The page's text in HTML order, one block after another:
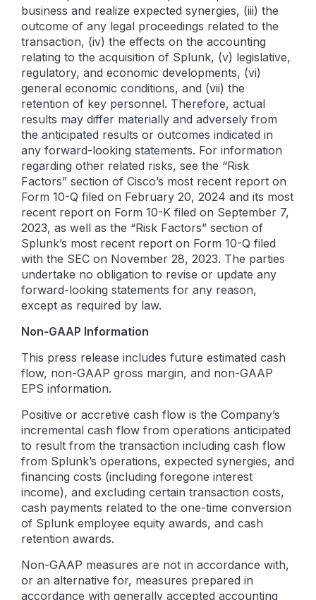
business and realize expected synergies, (iii) the
outcome of any legal proceedings related to the
transaction, (iv) the effects on the accounting
relating to the acquisition of Splunk, (v) legislative,
regulatory, and economic developments, (vi)
general economic conditions, and (vii) the
retention of key personnel. Therefore, actual
results may differ materially and adversely from
the anticipated results or outcomes indicated in
any forward-looking statements. For information
regarding other related risks, see the “Risk
Factors” section of Cisco’s most recent report on
Form 10-Q filed on February 20, 2024 and its most
recent report on Form 10-K filed on September 7,
2023, as well as the “Risk Factors” section of
Splunk’s most recent report on Form 10-Q filed
with the SEC on November 28, 2023. The parties
undertake no obligation to revise or update any
forward-looking statements for any reason,
except as required by law.
Non-GAAP Information
This press release includes future estimated cash
flow, non-GAAP gross margin, and non-GAAP
EPS information.
Positive or accretive cash flow is the Company’s
incremental cash flow from operations anticipated
to result from the transaction including cash flow
from Splunk’s operations, expected synergies, and
financing costs (including foregone interest
income), and excluding certain transaction costs,
cash payments related to the one-time conversion
of Splunk employee equity awards, and cash
retention awards.
Non-GAAP measures are not in accordance with,
or an alternative for, measures prepared in
accordance with generally accepted accounting